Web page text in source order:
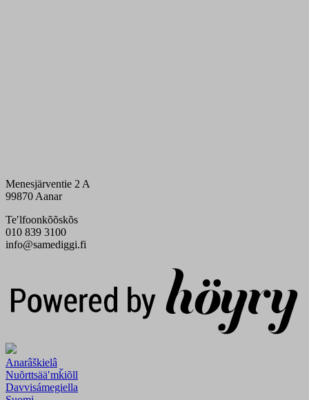
Menesjärventie 2 A
99870 Aanar
Teʹlfoonkõõskõs
010 839 3100
info@samediggi.fi
Anarâškielâ
Nuõrttsääʹmǩiõll
Davvisámegiella